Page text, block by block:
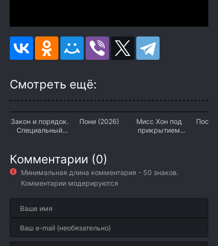
Смотреть ещё:
Закон и порядок.
Специальный
Пони (2026)
Мисс Хон под
прикрытием
После
Комментарии (0)
Минимальная длина комментария - 50 знаков.
Комментарии модерируются